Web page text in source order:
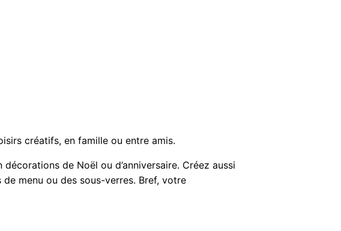
créatifs, en famille ou entre amis.
de Noël ou d’anniversaire. Créez aussi
menu ou des sous-verres. Bref, votre